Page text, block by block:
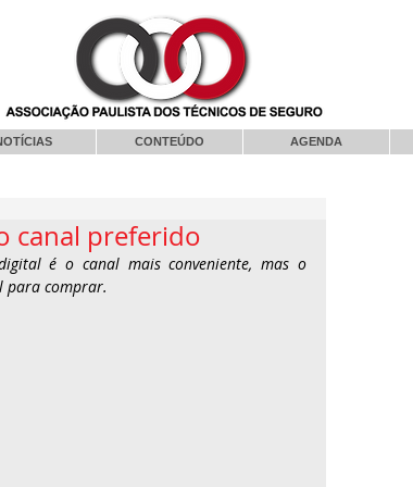
CONTEÚDO AGENDA
canal preferido
é o canal mais conveniente, mas o
para comprar.